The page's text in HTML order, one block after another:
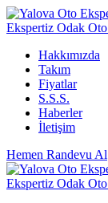
Hakkımızda
Takım
Fiyatlar
S.S.S.
Haberler
İletişim
Hemen Randevu Al